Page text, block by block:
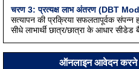
चरण 3: प्रत्यक्ष लाभ अंतरण (DBT
सत्यापन की प्रक्रिया सफलतापूर्वक संपन्न
सीधे लाभार्थी छात्र/छात्रा के आधार सीडेड
ऑनलाइन आवेदन करने